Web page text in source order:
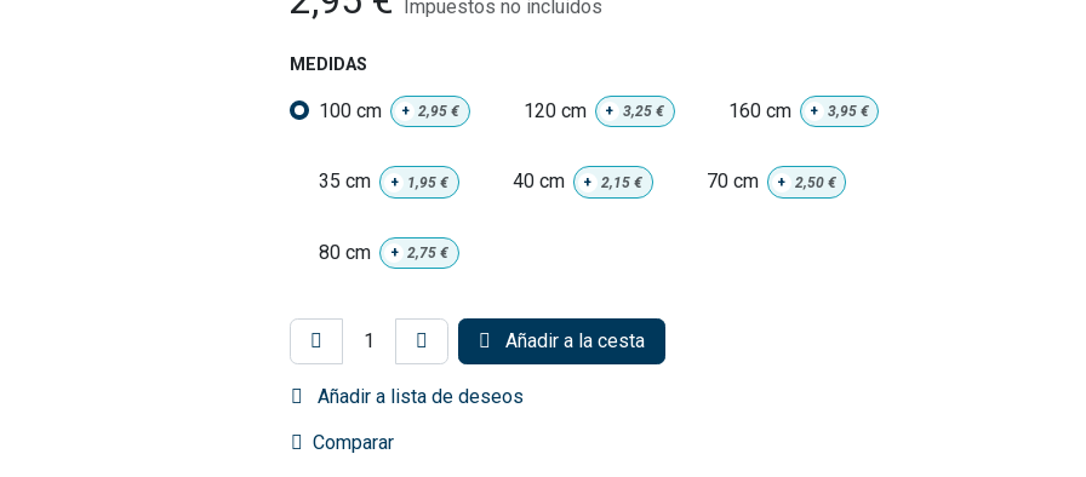
Impuestos no incluidos
MEDIDAS
100 cm + 2,95 € 120 cm + 3,25€ 160 cm + 3,95€
35 cm + 1,95 € 40 cm + 2,15€ 70 cm + 2,50€
80 cm + 2,75 €
Añadir a la cesta
Añadir a lista de deseos
Comparar